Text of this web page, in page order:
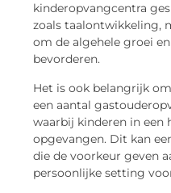
kinderopvangcentra
zoals taalontwikkeling,
om de algehele groei
bevorderen.
Het is ook belangrijk
een aantal
waarbij kinderen in
opgevangen. Dit kan
die de voorkeur geven
persoonlijke setting